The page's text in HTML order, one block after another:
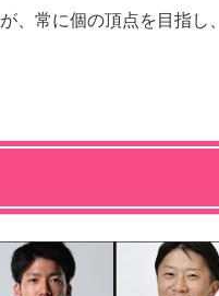
、常に個の頂点を目指し、